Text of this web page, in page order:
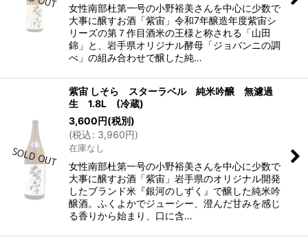
女性南部杜第一号の小野裕美さんを中心に少数で
大事に醸すお酒「紫宙」令和7年醸造年度紫宙シ
リーズの第７作目酒米の王様と称される「山田
錦」と、岩手県オリジナル酵母「ジョバンニの調
べ」の組み合わせで醸した純…
紫宙 しそら スターラベル 純米吟醸 無濾過
生 1.8L (冷蔵)
3,600円(税別)
(税込: 3,960円)
在庫なし
女性南部杜第一号の小野裕美さんを中心に少数で
大事に醸すお酒「紫宙」岩手県のオリジナル開発
したブランド米『銀河のしずく』で醸した純米吟
醸酒。ふくよかでジューシー、澄んだ甘みを感じ
る香りから始まり、口に含…